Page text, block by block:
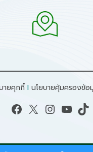
ายคุกกี้ I นโยบายคุ้มครองข้
Facebook X Instagram YouTube TikTok